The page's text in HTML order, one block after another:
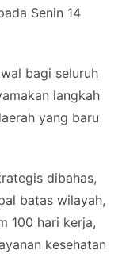
Senin 14
bagi seluruh
langkah
yang baru
dibahas,
batas wilayah,
100 hari kerja,
kesehatan